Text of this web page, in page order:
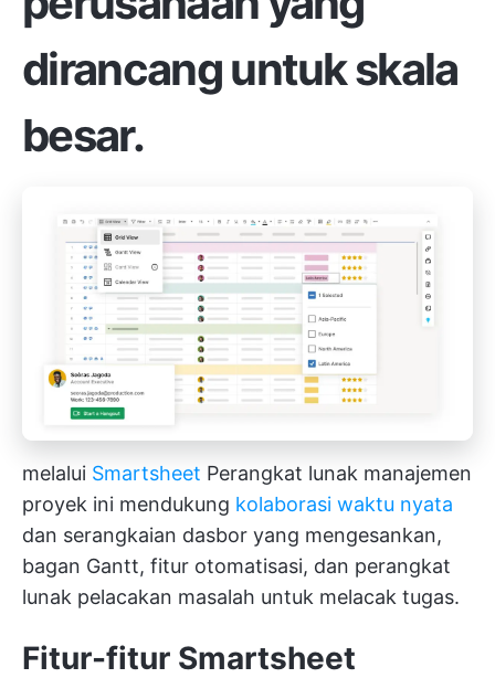
dirancang untuk skala
besar.
melalui Smartsheet Perangkat lunak manajemen
proyek ini mendukung kolaborasi waktu nyata
dan serangkaian dasbor yang mengesankan,
bagan Gantt, fitur otomatisasi, dan perangkat
lunak pelacakan masalah untuk melacak tugas.
Fitur-fitur Smartsheet